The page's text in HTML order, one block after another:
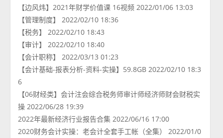
【边风炜】2021年财学价值课 16视频 2022/01/06 13:03
【管理制度】 2022/02/10 18:36
【税务】 2022/02/10 18:43
【审计】 2022/02/10 18:40
【会计职称】 2022/03/13 01:23
【会计基础-报表分析-资料-实操】59.8GB 2022/02/10 18:3
6
【06财经类】会计注会综合税务师审计师经济师财会财税实
操 2022/06/28 19:39
2022年最新经济行业报告合集 2022/06/16 17:00
2020财务会计实操：老会计全套手工帐（全集） 2022/01/0